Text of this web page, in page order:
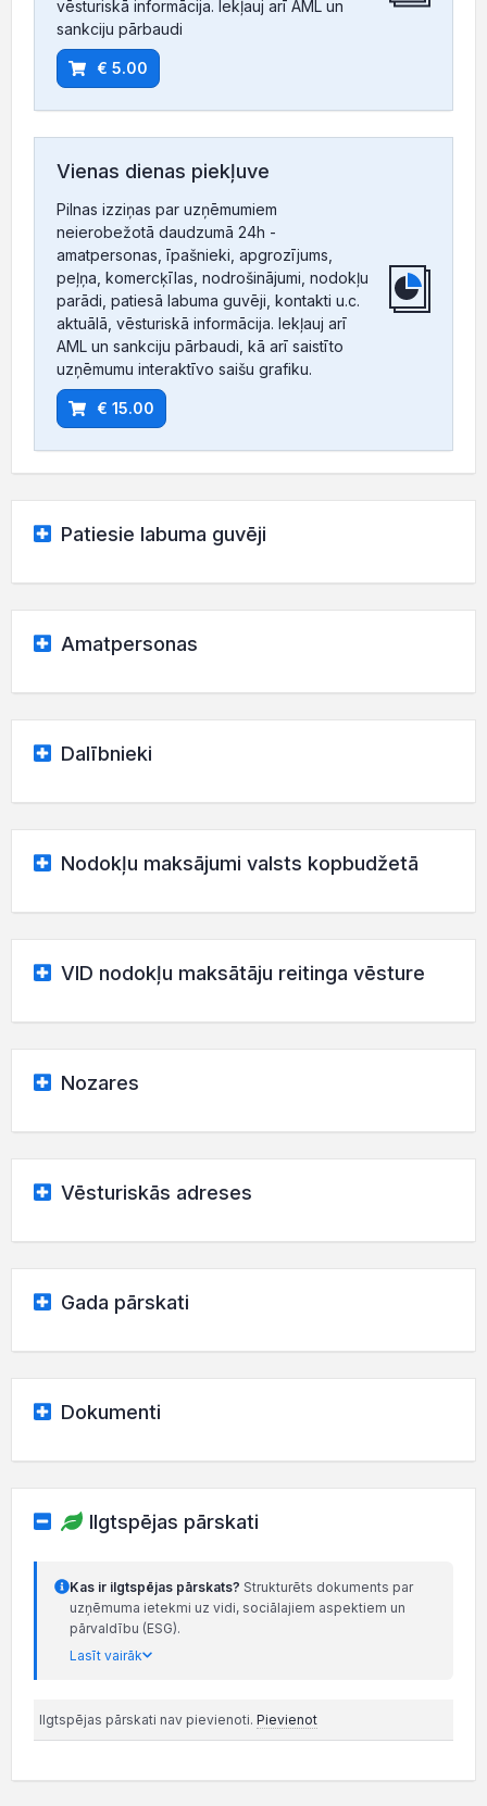
vēsturiskā informācija. Iekļauj arī AML un
sankciju pārbaudi
€ 5.00
Vienas dienas piekļuve
Pilnas izziņas par uzņēmumiem
neierobežotā daudzumā 24h -
amatpersonas, īpašnieki, apgrozījums,
peļņa, komercķīlas, nodrošinājumi, nodokļu
parādi, patiesā labuma guvēji, kontakti u.c.
aktuālā, vēsturiskā informācija. Iekļauj arī
AML un sankciju pārbaudi, kā arī saistīto
uzņēmumu interaktīvo saišu grafiku.
€ 15.00
Patiesie labuma guvēji
Amatpersonas
Dalībnieki
Nodokļu maksājumi valsts kopbudžetā
VID nodokļu maksātāju reitinga vēsture
Nozares
Vēsturiskās adreses
Gada pārskati
Dokumenti
Ilgtspējas pārskati
Kas ir ilgtspējas pārskats? Strukturēts dokuments par
uzņēmuma ietekmi uz vidi, sociālajiem aspektiem un
pārvaldību (ESG).
Lasīt vairāk
Ilgtspējas pārskati nav pievienoti. Pievienot